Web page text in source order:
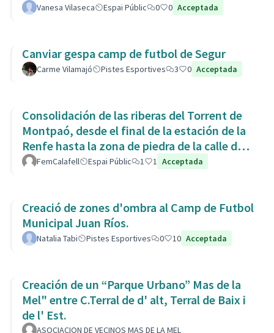
Vanesa Vilaseca Espai Públic 0 0 Acceptada
Canviar gespa camp de futbol de Segur
Carme Vilamajó Pistes Esportives 3 0 Acceptada
Consolidación de las riberas del Torrent de
Montpaó, desde el final de la estación de la
Renfe hasta la zona de piedra de la calle de
L’Estany.
FemCalafell Espai Públic 1 1 Acceptada
Creació de zones d'ombra al Camp de Futbol
Municipal Juan Ríos.
Natalia Tabi Pistes Esportives 0 10 Acceptada
Creación de un “Parque Urbano” Mas de la
Mel" entre C.Terral de d' alt, Terral de Baix i
de l' Est.
ASOCIACION DE VECINOS MAS DE LA MEL